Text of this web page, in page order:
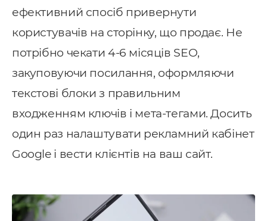
Послуги
розробка CRM
Система управління
CRM
ефективний спосіб привернути
користувачів на сторінку, що продає. Не
потрібно чекати 4-6 місяців SEO,
закуповуючи посилання, оформляючи
текстові блоки з правильним
входженням ключів і мета-тегами. Досить
один раз налаштувати рекламний кабінет
Google і вести клієнтів на ваш сайт.